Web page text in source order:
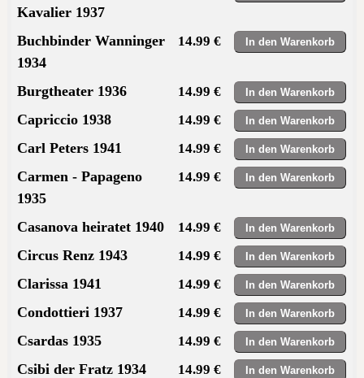
Kavalier 1937
Buchbinder Wanninger
1934
14.99 €
Burgtheater 1936 14.99 €
Capriccio 1938 14.99 €
Carl Peters 1941 14.99 €
Carmen - Papageno
1935
14.99 €
Casanova heiratet 1940 14.99 €
Circus Renz 1943 14.99 €
Clarissa 1941 14.99 €
Condottieri 1937 14.99 €
Csardas 1935 14.99 €
Csibi der Fratz 1934 14.99 €